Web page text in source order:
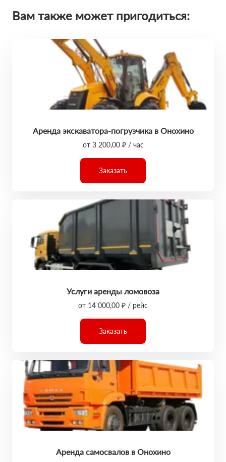
Вам также может пригодиться:
Аренда экскаватора-погрузчика в Онохино
от 3 200,00 ₽ / час
Заказать
Услуги аренды ломовоза
от 14 000,00 ₽ / рейс
Заказать
Аренда самосвалов в Онохино